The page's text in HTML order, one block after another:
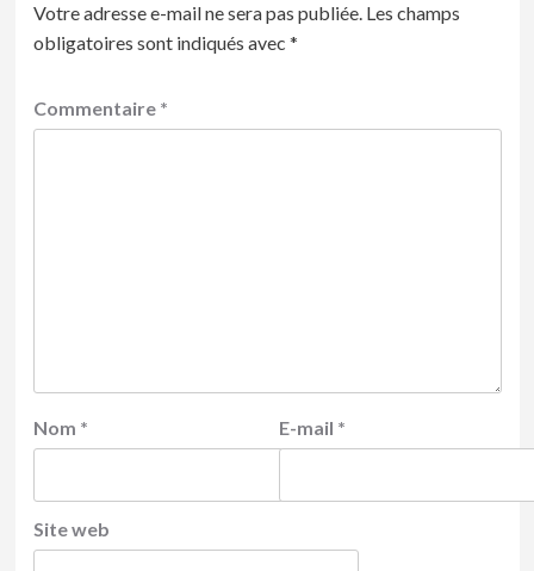
Votre adresse e-mail ne sera pas publiée. Les champs
obligatoires sont indiqués avec *
Commentaire *
Nom * E-mail *
Site web